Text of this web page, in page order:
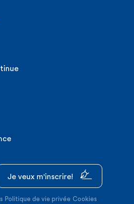
Je veux m'inscrire!
Politique de vie privée Cookies